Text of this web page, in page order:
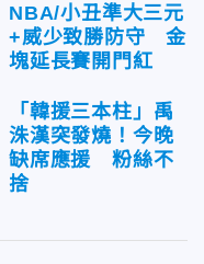
NBA/小丑準大三元
+威少致勝防守 金
塊延長賽開門紅
「韓援三本柱」禹
洙漢突發燒！今晚
缺席應援 粉絲不
捨